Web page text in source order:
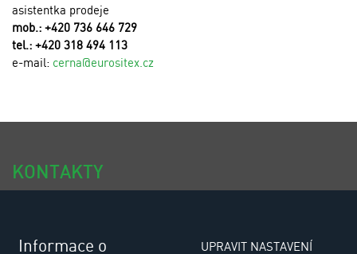
asistentka prodeje
mob.: +420 736 646 729
tel.: +420 318 494 113
e-mail: cerna@eurositex.cz
KONTAKTY
tel.: +420 318 494 100
Informace o
UPRAVIT NASTAVENÍ